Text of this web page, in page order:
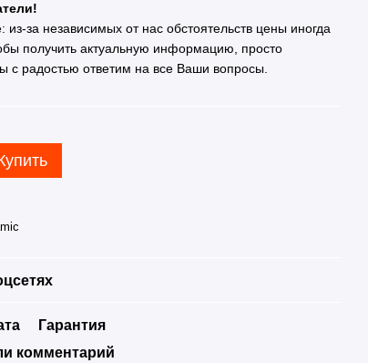
за независимых от нас обстоятельств цены иногда
получить актуальную информацию, просто
с радостью ответим на все Ваши вопросы.
Гарантия
комментарий